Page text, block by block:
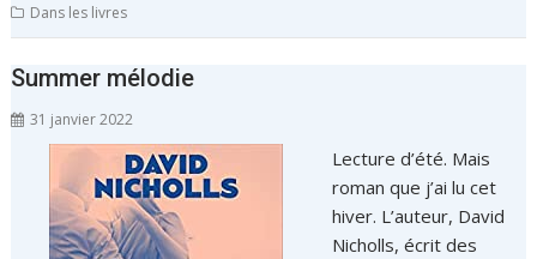
Dans les livres
Summer mélodie
31 janvier 2022
Lecture d’été. Mais
roman que j’ai lu cet
hiver. L’auteur, David
Nicholls, écrit des